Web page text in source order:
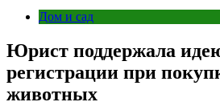
Дом и сад
Юрист поддержала
регистрации при
животных